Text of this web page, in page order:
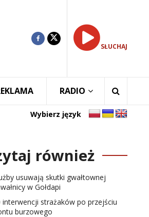
SŁUCHAJ
RADIO
Wybierz język
również
usuwają skutki gwałtownej
w Gołdapi
interwencji strażaków po przejściu
burzowego